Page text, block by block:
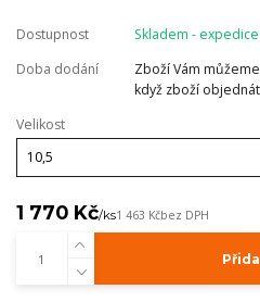
Dostupnost
Skladem -
Doba dodání
Zboží Vám
když zboží
Velikost
1 770 Kč/ks1 463 Kčbez DPH